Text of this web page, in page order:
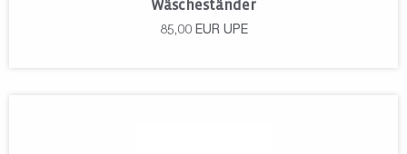
Wäscheständer
85,00 EUR UPE